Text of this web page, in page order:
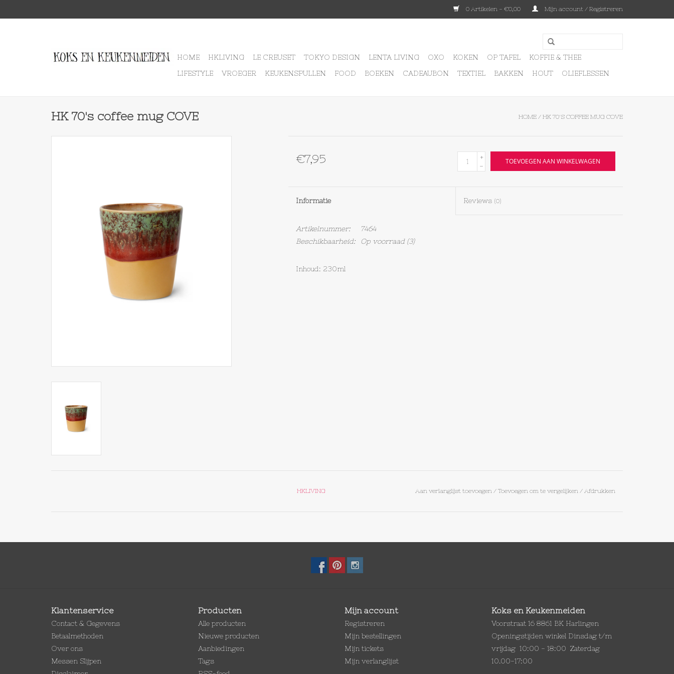
0 Artikelen - €0,00 Mijn account / Registreren
HOME HKLIVING LE CREUSET TOKYO DESIGN LENTA LIVING OXO KOKEN OP TAFEL
KOFFIE & THEE
LIFESTYLE
VROEGER KEUKENSPULLEN FOOD BOEKEN CADEAUBON TEXTIEL BAKKEN HOUT OLIEFLESSEN
HK 70's coffee mug COVE HOME / HK 70'S COFFEE MUG COVE
€7,95
+
-
TOEVOEGEN AAN WINKELWAGEN
Informatie Reviews (0)
Artikelnummer:
7464
Beschikbaarheid:
Op voorraad(3)
Inhoud: 230ml
HKLIVING Aan verlanglijst toevoegen / Toevoegen om te vergelijken / Afdrukken
Klantenservice
Contact & Gegevens
Betaalmethoden
Over ons
Messen Slijpen
Producten
Alle producten
Nieuwe producten
Aanbiedingen
Tags
Mijn account
Registreren
Mijn bestellingen
Mijn tickets
Mijn verlanglijst
Koks en Keukenmeiden
Voorstraat 16 8861 BK Harlingen
Openingstijden winkel Dinsdag t/m
vrijdag 10:00 - 18:00 Zaterdag
10.00-17:00